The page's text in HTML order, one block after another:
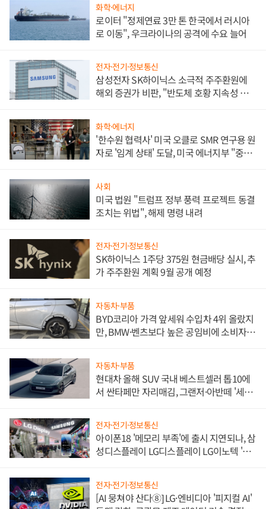
화학·에너지
로이터 "정제연료 3만 톤 한국에서 러시아
로 이동", 우크라이나의 공격에 수요 늘어
전자·전기·정보통신
삼성전자 SK하이닉스 소극적 주주환원에
해외 증권가 비판, "반도체 호황 지속성 의
화학·에너지
'한수원 협력사' 미국 오클로 SMR 연구용 원
자로 '임계 상태' 도달, 미국 에너지부 "중요
사회
미국 법원 "트럼프 정부 풍력 프로젝트 동결
조치는 위법", 해제 명령 내려
전자·전기·정보통신
SK하이닉스 1주당 375원 현금배당 실시, 추
가 주주환원 계획 9월 공개 예정
자동차·부품
BYD코리아 가격 앞세워 수입차 4위 올랐지
만, BMW·벤츠보다 높은 공임비에 소비자
자동차·부품
현대차 올해 SUV 국내 베스트셀러 톱10에
서 싼타페만 자리매김, 그랜저·아반떼 '세단
전자·전기·정보통신
아이폰18 '메모리 부족'에 출시 지연되나, 삼
성디스플레이 LG디스플레이 LG이노텍 '탈
전자·전기·정보통신
[AI 뭉쳐야 산다⑧] LG·엔비디아 '피지컬 AI'